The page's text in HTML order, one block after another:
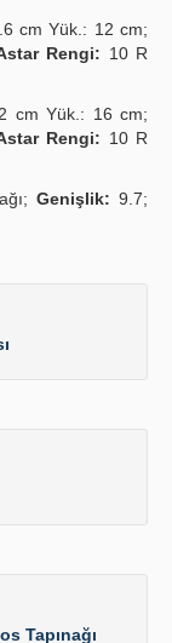
cm Yük.: 12 cm;
Rengi: 10 R
2 cm Yük.: 16 cm;
Rengi: 10 R
Genişlik: 9.7;
Tapınağı